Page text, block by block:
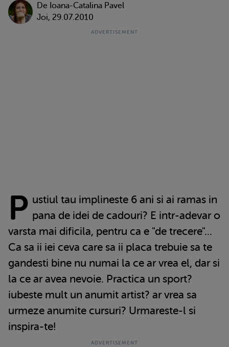
De Ioana-Catalina Pavel
Joi, 29.07.2010
P ustiul tau implineste 6 ani si ai ramas in
pana de idei de cadouri? E intr-adevar o
varsta mai dificila, pentru ca e "de trecere"...
Ca sa ii iei ceva care sa ii placa trebuie sa te
gandesti bine nu numai la ce ar vrea el, dar si
la ce ar avea nevoie. Practica un sport?
iubeste mult un anumit artist? ar vrea sa
urmeze anumite cursuri? Urmareste-l si
inspira-te!